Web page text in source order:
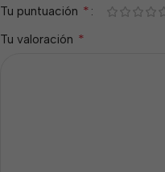
Tu puntuación *
Tu valoración *